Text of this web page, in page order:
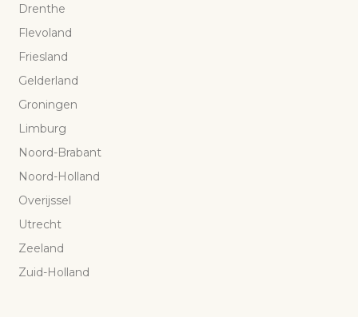
Drenthe
Flevoland
Friesland
Gelderland
Groningen
Limburg
Noord-Brabant
Noord-Holland
Overijssel
Utrecht
Zeeland
Zuid-Holland